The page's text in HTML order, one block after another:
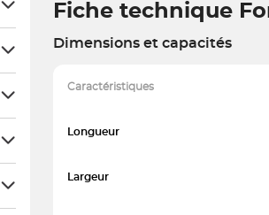
Fiche technique
Dimensions et capacités
Caractéristiques
Longueur
Largeur